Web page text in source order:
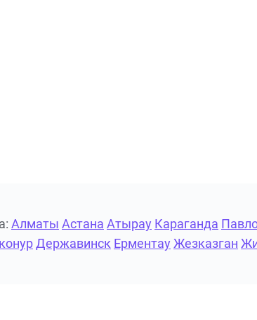
Алматы Астана Атырау Караганда
Державинск Ерментау Жезказган